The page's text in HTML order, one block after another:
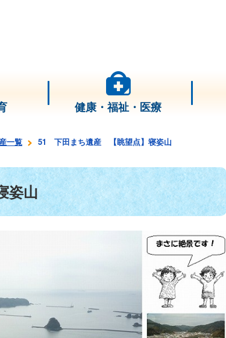
健康・福祉・医療
一覧 51 下田まち遺産 【眺望点】寝姿山
姿山